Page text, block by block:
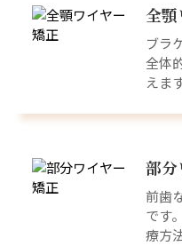
全顎
ブラ
全体
えま
部分
前歯
です
療方